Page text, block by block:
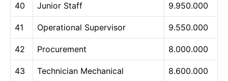
40 Junior Staff 9.950.000
41 Operational Supervisor 9.550.000
42 Procurement 8.000.000
43 Technician Mechanical 8.600.000